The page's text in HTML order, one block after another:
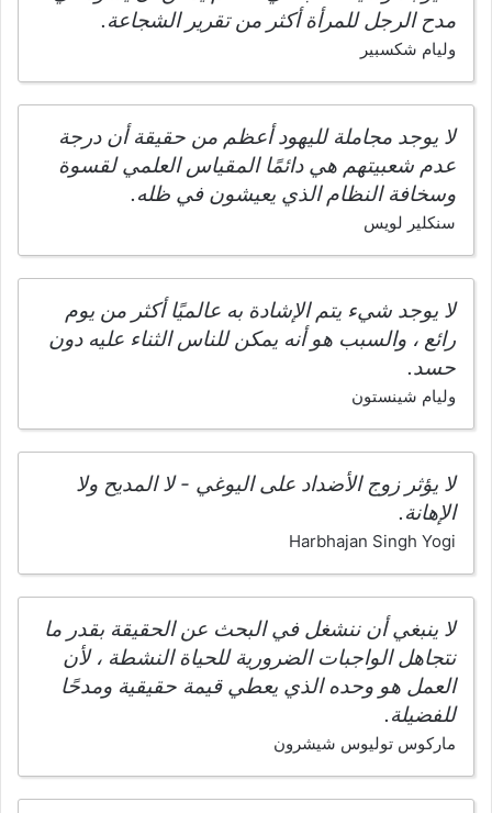
مدح الرجل للمرأة أكثر من تقرير الشجاعة.
وليام شكسبير
لا يوجد مجاملة لليهود أعظم من حقيقة أن درجة
عدم شعبيتهم هي دائمًا المقياس العلمي لقسوة
وسخافة النظام الذي يعيشون في ظله.
سنكلير لويس
لا يوجد شيء يتم الإشادة به عالميًا أكثر من يوم
رائع ، والسبب هو أنه يمكن للناس الثناء عليه دون
حسد.
وليام شينستون
لا يؤثر زوج الأضداد على اليوغي - لا المديح ولا
الإهانة.
Harbhajan Singh Yogi
لا ينبغي أن ننشغل في البحث عن الحقيقة بقدر ما
نتجاهل الواجبات الضرورية للحياة النشطة ، لأن
العمل هو وحده الذي يعطي قيمة حقيقية ومدحًا
للفضيلة.
ماركوس توليوس شيشرون